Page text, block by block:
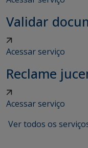
Validar
Acessar serviço
Reclame
Acessar serviço
Ver todos os